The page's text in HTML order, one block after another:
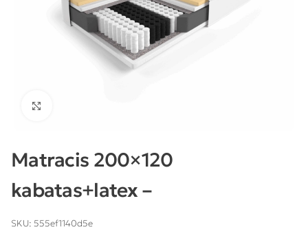
Matracis 200×120
kabatas+latex –
SKU: 555ef1140d5e